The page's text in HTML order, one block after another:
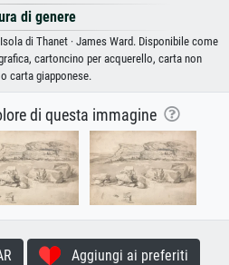
di genere
di Thanet · James Ward. Disponibile come
cartoncino per acquerello, carta non
carta giapponese.
di questa immagine
Aggiungi ai preferiti